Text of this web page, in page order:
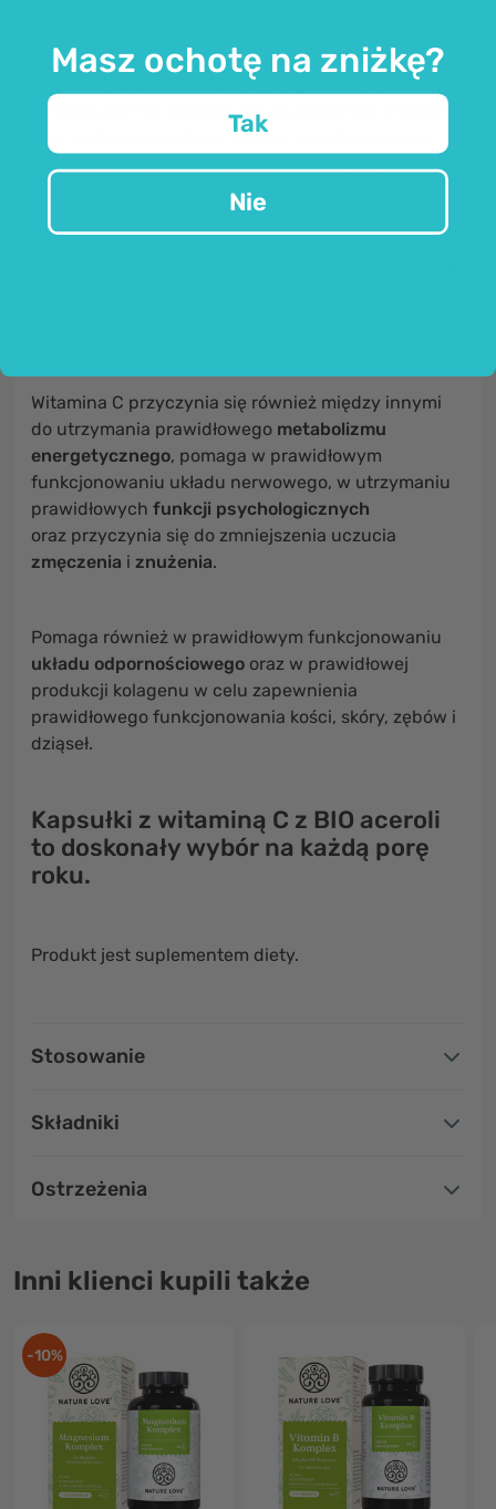
, która pochodzi z Ameryki
Środkowej i Południowej, ma bujną koronę i dorasta
do 5 metrów wysokości. Owoce aceroli zawierają
dużą ilość witaminy C, która ma wiele pozytywnych
skutków dla organizmu człowieka.
Witamina C przyczynia się również między innymi
do utrzymania prawidłowego metabolizmu
energetycznego, pomaga w prawidłowym
funkcjonowaniu układu nerwowego, w utrzymaniu
prawidłowych funkcji psychologicznych
oraz przyczynia się do zmniejszenia uczucia
zmęczenia i znużenia.
Pomaga również w prawidłowym funkcjonowaniu
układu odpornościowego oraz w prawidłowej
produkcji kolagenu w celu zapewnienia
prawidłowego funkcjonowania kości, skóry, zębów i
dziąseł.
Kapsułki z witaminą C z BIO aceroli
to doskonały wybór na każdą porę
roku.
Produkt jest suplementem diety.
Stosowanie
Składniki
Ostrzeżenia
Inni klienci kupili także
-10%
Masz ochotę na zniżkę?
Tak
Nie